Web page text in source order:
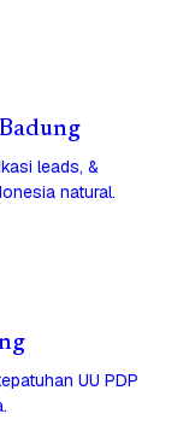
leads, &
natural.
UU PDP